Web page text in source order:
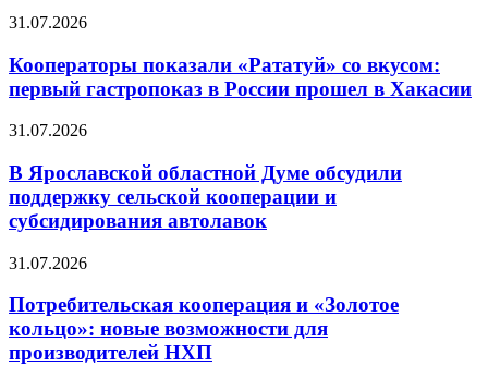
31.07.2026
Кооператоры показали «Рататуй» со вкусом:
первый гастропоказ в России прошел в Хакасии
31.07.2026
В Ярославской областной Думе обсудили
поддержку сельской кооперации и
субсидирования автолавок
31.07.2026
Потребительская кооперация и «Золотое
кольцо»: новые возможности для
производителей НХП